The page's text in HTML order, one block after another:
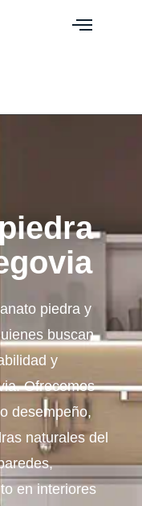
piedra y
buscan
y
Ofrecemos
desempeño,
naturales del
en interiores